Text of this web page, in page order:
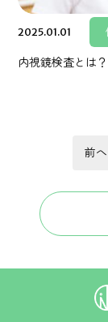
2025.01.01
内視鏡検査とは
前へ